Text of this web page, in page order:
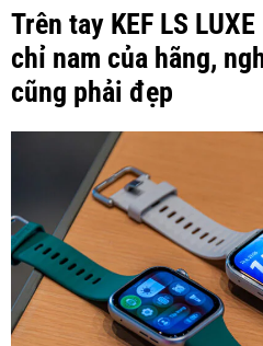
Trên tay KEF LS
chỉ nam của hãng,
cũng phải đẹp